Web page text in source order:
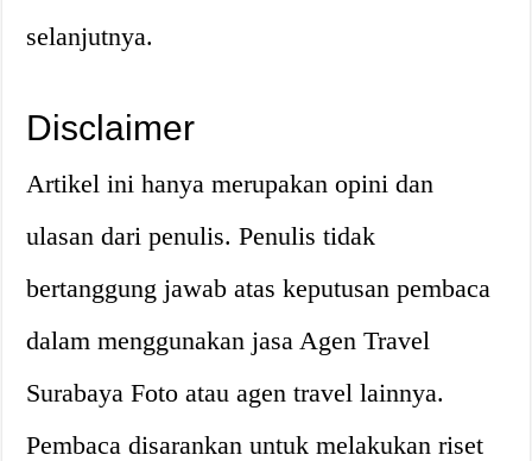
selanjutnya.
Disclaimer
Artikel ini hanya merupakan opini dan
ulasan dari penulis. Penulis tidak
bertanggung jawab atas keputusan pembaca
dalam menggunakan jasa Agen Travel
Surabaya Foto atau agen travel lainnya.
Pembaca disarankan untuk melakukan riset